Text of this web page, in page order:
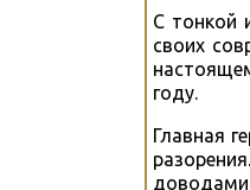
С тонкой
своих
году.
Главная
доводами